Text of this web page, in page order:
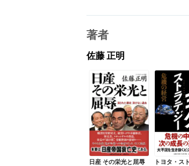
著者
佐藤 正明
日産 その栄光と屈辱 トヨタ・ス